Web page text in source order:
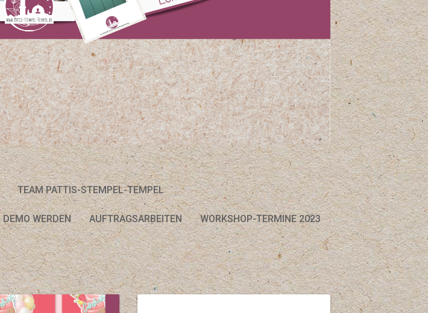
TEAM PATTIS-STEMPEL-TEMPEL
DEMO WERDEN AUFTRAGSARBEITEN WORKSHOP-TERMINE 2023